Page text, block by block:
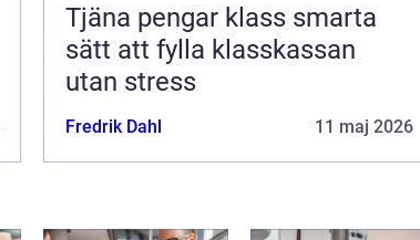
Tjäna pengar klass smarta
sätt att fylla klasskassan
utan stress
Fredrik Dahl 11 maj 2026